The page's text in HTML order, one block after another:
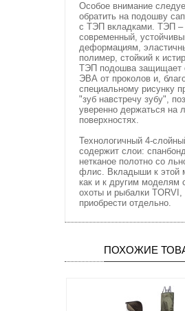
Особое внимание
обратить на подошву
с ТЭП вкладками. ТЭП –
современный,
деформациям,
полимер, стойкий к
ТЭП подошва защищает
ЭВА от проколов и,
специальному рисунку
"зуб навстречу зубу",
уверенно держаться на
поверхностях.
Технологичный 4-
содержит слои:
нетканое полотно со
флис. Вкладыши к этой
как и к другим моделям
охоты и рыбалки
приобрести отдельно.
ПОХОЖИЕ